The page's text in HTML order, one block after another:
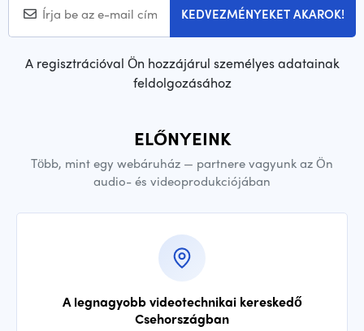
KEDVEZMÉNYEKET AKAROK!
A regisztrációval Ön hozzájárul személyes adatainak
feldolgozásához
ELŐNYEINK
Több, mint egy webáruház — partnere vagyunk az Ön
audio- és videoprodukciójában
A legnagyobb videotechnikai kereskedő
Csehországban